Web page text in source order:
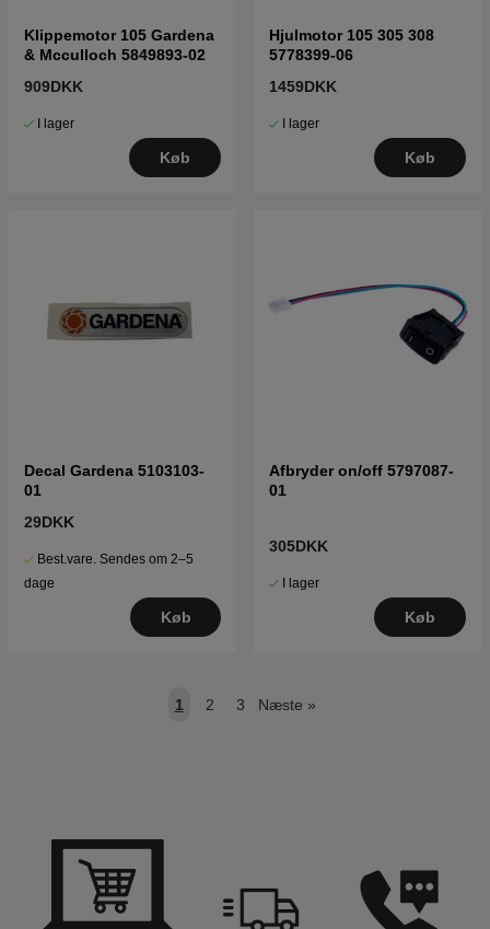
Klippemotor 105 Gardena
& Mcculloch 5849893-02
909DKK
I lager
Køb
Hjulmotor 105 305 308
5778399-06
1459DKK
I lager
Køb
Decal Gardena 5103103-
01
29DKK
Best.vare. Sendes om 2–5
dage
Køb
Afbryder on/off 5797087-
01
305DKK
I lager
Køb
1 2 3 Næste »